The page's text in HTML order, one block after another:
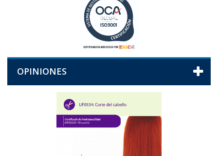
OPINIONES